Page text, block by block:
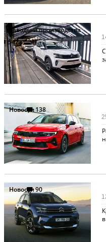
Заводы и производства
542
Новости138
Новости90